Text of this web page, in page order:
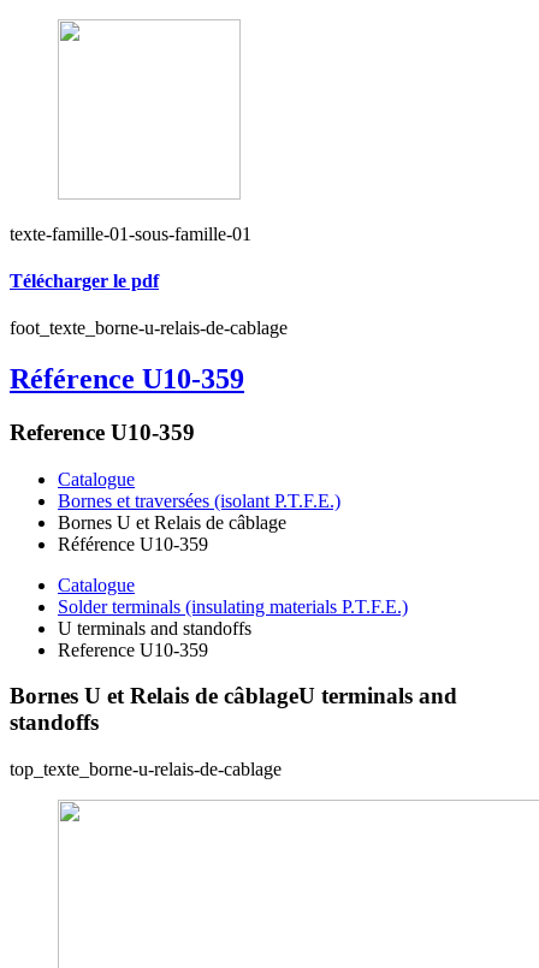
texte-famille-01-sous-famille-01
Télécharger le pdf
foot_texte_borne-u-relais-de-cablage
Référence U10-359
Reference U10-359
Catalogue
Bornes et traversées (isolant P.T.F.E.)
Bornes U et Relais de câblage
Référence U10-359
Catalogue
Solder terminals (insulating materials P.T.F.E.)
U terminals and standoffs
Reference U10-359
Bornes U et Relais de câblageU terminals and
standoffs
top_texte_borne-u-relais-de-cablage